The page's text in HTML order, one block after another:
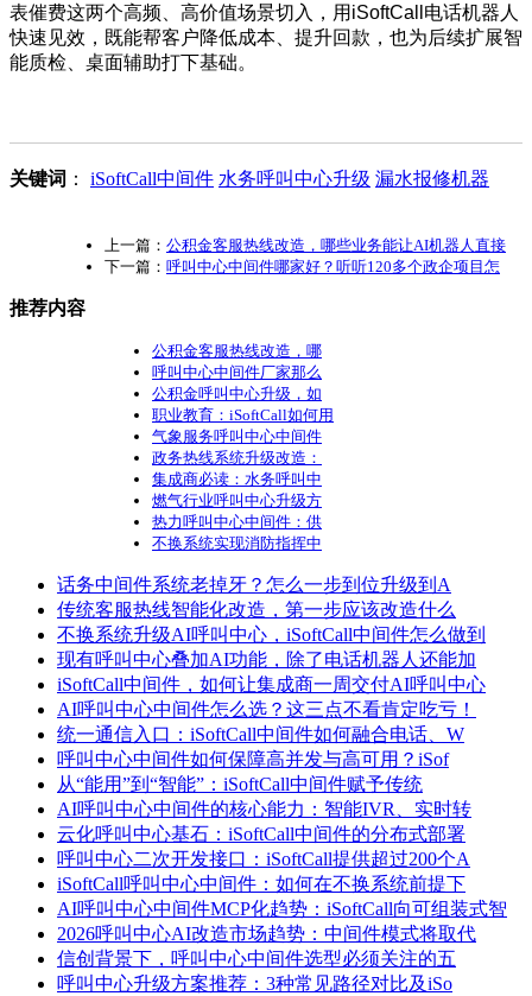
表催费这两个高频、高价值场景切入，用iSoftCall电话机器人
快速见效，既能帮客户降低成本、提升回款，也为后续扩展智
能质检、桌面辅助打下基础。
关键词 ： iSoftCall中间件 水务呼叫中心升级 漏水报修机器
上一篇： 公积金客服热线改造，哪些业务能让AI机器人直接
下一篇： 呼叫中心中间件哪家好？听听120多个政企项目怎
推荐内容
公积金客服热线改造，哪
呼叫中心中间件厂家那么
公积金呼叫中心升级，如
职业教育：iSoftCall如何用
气象服务呼叫中心中间件
政务热线系统升级改造：
集成商必读：水务呼叫中
燃气行业呼叫中心升级方
热力呼叫中心中间件：供
不换系统实现消防指挥中
话务中间件系统老掉牙？怎么一步到位升级到A
传统客服热线智能化改造，第一步应该改造什么
不换系统升级AI呼叫中心，iSoftCall中间件怎么做到
现有呼叫中心叠加AI功能，除了电话机器人还能加
iSoftCall中间件，如何让集成商一周交付AI呼叫中心
AI呼叫中心中间件怎么选？这三点不看肯定吃亏！
统一通信入口：iSoftCall中间件如何融合电话、W
呼叫中心中间件如何保障高并发与高可用？iSof
从“能用”到“智能”：iSoftCall中间件赋予传统
AI呼叫中心中间件的核心能力：智能IVR、实时转
云化呼叫中心基石：iSoftCall中间件的分布式部署
呼叫中心二次开发接口：iSoftCall提供超过200个A
iSoftCall呼叫中心中间件：如何在不换系统前提下
AI呼叫中心中间件MCP化趋势：iSoftCall向可组装式智
2026呼叫中心AI改造市场趋势：中间件模式将取代
信创背景下，呼叫中心中间件选型必须关注的五
呼叫中心升级方案推荐：3种常见路径对比及iSo